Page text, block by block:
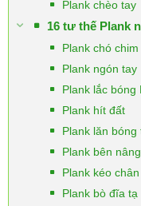
Plank chèo tay
16 tư thế Plank
Plank chó chim
Plank ngón tay
Plank lắc bóng
Plank hít đất
Plank lăn
Plank bên
Plank kéo
Plank bò đĩa tạ